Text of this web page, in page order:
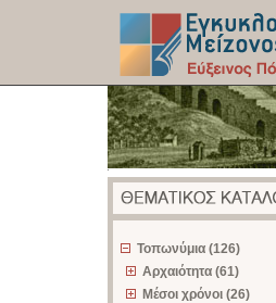
Τοπωνύμια (126)
Αρχαιότητα (61)
Μέσοι χρόνοι (26)